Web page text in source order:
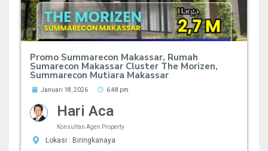
Promo Summarecon Makassar, Rumah
Sumarecon Makassar Cluster The Morizen,
Summarecon Mutiara Makassar
Januari 18, 2026 6:48 pm
Hari Aca
Konsultan Agen Property
Lokasi : Biringkanaya